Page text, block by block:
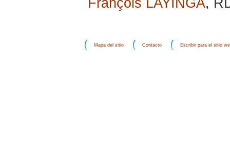
François LAYINGA,
Mapa del sitio Contacto Escribir para el sitio